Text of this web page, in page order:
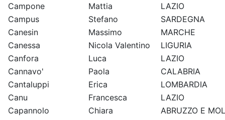
Campone
Mattia
LAZIO
Campus
Stefano
SARDEGNA
Canesin
Massimo
MARCHE
Canessa
Nicola Valentino
LIGURIA
Canfora
Luca
LAZIO
Cannavo'
Paola
CALABRIA
Cantaluppi
Erica
LOMBARDIA
Canu
Francesca
LAZIO
Capannolo
Chiara
ABRUZZO E